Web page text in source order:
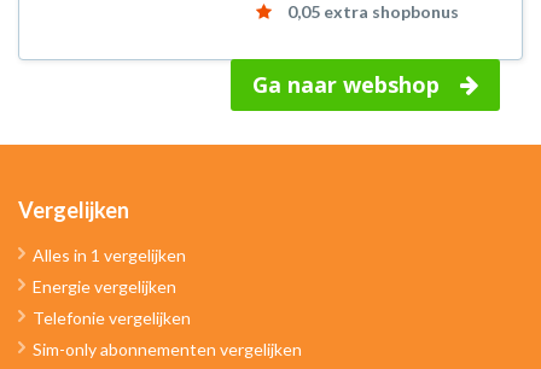
0,05 extra shopbonus
Ga naar webshop
Vergelijken
Alles in 1 vergelijken
Energie vergelijken
Telefonie vergelijken
Sim-only abonnementen vergelijken